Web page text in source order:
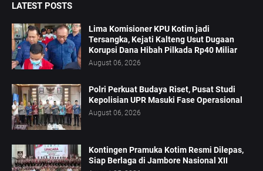
LATEST POSTS
Lima Komisioner KPU Kotim jadi
Tersangka, Kejati Kalteng Usut Dugaan
Korupsi Dana Hibah Pilkada Rp40 Miliar
August 06, 2026
Polri Perkuat Budaya Riset, Pusat Studi
Kepolisian UPR Masuki Fase Operasional
August 06, 2026
Kontingen Pramuka Kotim Resmi Dilepas,
Siap Berlaga di Jambore Nasional XII